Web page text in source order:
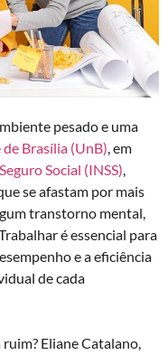
pesado e uma
Brasília (UnB), em
Social (INSS),
se afastam por mais
transtorno mental,
é essencial para
e a eficiência
de cada
Eliane Catalano,